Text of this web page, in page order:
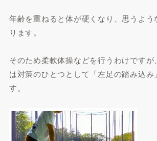
年齢を重ねると体が硬くなり、思うよう
ります。
そのため柔軟体操などを行うわけです
は対策のひとつとして「左足の踏み込み
す。